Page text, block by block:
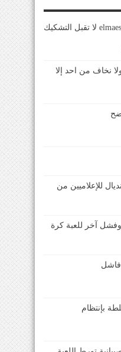
مصداقية elmaestrosport لا تقبل التشكيك
نخاف من احد إلا
للإعلاميين من
وفشل آخر للعبة كرة
فاشل
بإنتظام